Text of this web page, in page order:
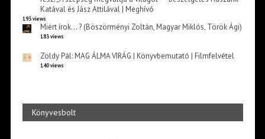
Katával és Jász Attilával | Meghívó
193 views
Miért írok… ? (Böszörményi Zoltán, Magyar Miklós, Török Ági)
183 views
Zöldy Pál: MAG ÁLMA VIRÁG | Könyvbemutató | Filmfelvétel
140 views
Könyvesbolt